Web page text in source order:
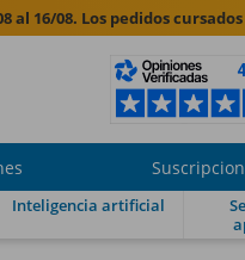
al 16/08. Los pedidos
Inteligencia artificial